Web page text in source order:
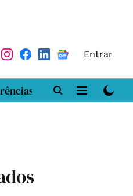
Entrar
DN LAB